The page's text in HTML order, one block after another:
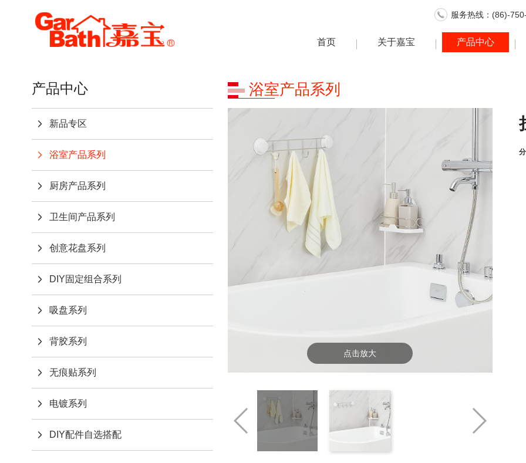
服务热线：(86)-
首页 关于嘉宝 产品中心
产品中心
新品专区
浴室产品系列
厨房产品系列
卫生间产品系列
创意花盘系列
DIY固定组合系列
吸盘系列
背胶系列
无痕贴系列
电镀系列
DIY配件自选搭配
浴室产品系列
点击放大